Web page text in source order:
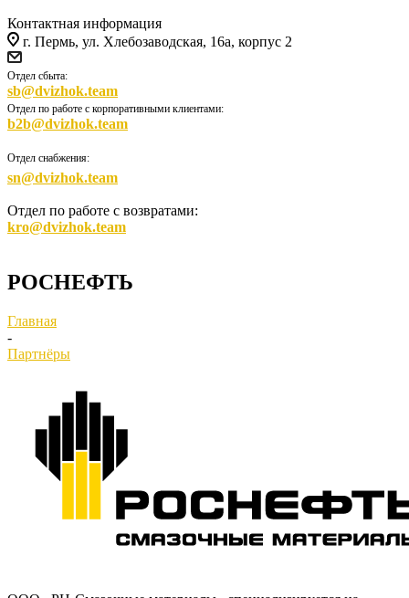
Контактная информация
г. Пермь, ул. Хлебозаводская, 16а, корпус 2
Отдел сбыта:
sb@dvizhok.team
Отдел по работе с корпоративными клиентами:
b2b@dvizhok.team
Отдел снабжения:
sn@dvizhok.team
Отдел по работе с возвратами:
kro@dvizhok.team
РОСНЕФТЬ
Главная
-
Партнёры